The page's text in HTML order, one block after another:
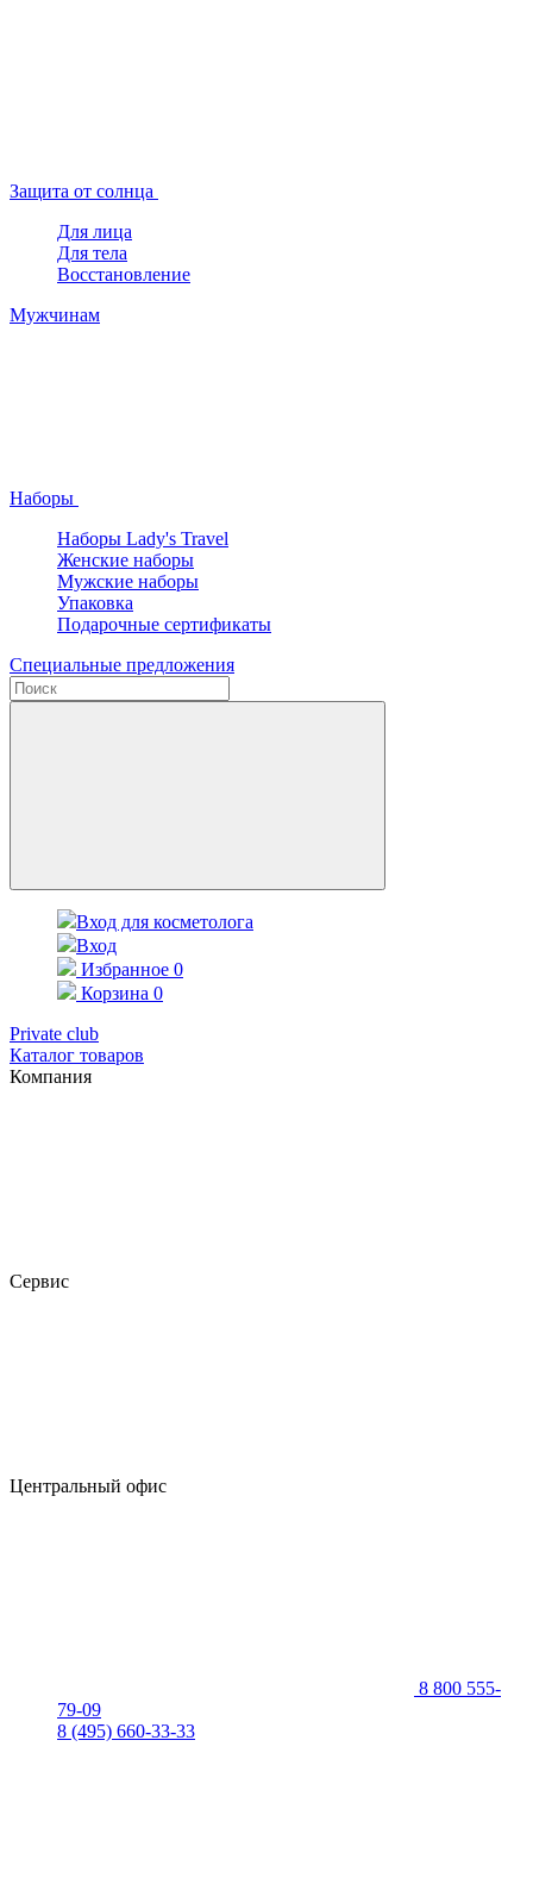
Защита от солнца
Для лица
Для тела
Восстановление
Мужчинам
Наборы
Наборы Lady's Travel
Женские наборы
Мужские наборы
Упаковка
Подарочные сертификаты
Специальные предложения
Вход для косметолога
Вход
Избранное 0
Корзина 0
Private club
Каталог товаров
Компания
Сервис
Центральный офис
8 800 555-
79-09
8 (495) 660-33-33